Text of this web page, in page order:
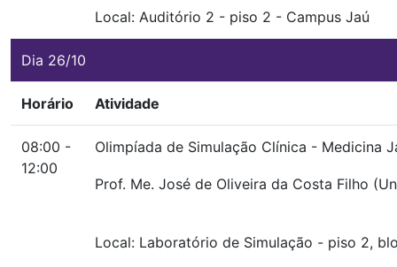
Local: Auditório 2 - piso 2 - Campus Jaú
Dia 26/10
Horário Atividade
08:00 -
12:00
Olimpíada de Simulação Clínica - Medicina
Prof. Me. José de Oliveira da Costa Filho
Local: Laboratório de Simulação - piso 2,